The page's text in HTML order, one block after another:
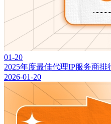
01-20
2025年度最佳代理IP服务商
2026-01-20